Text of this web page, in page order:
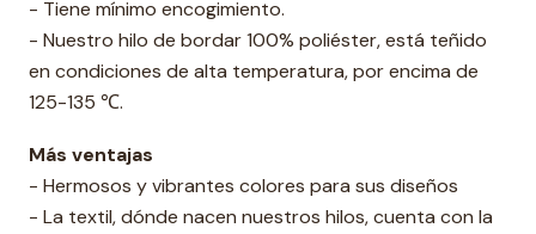
- Tiene mínimo encogimiento.
- Nuestro hilo de bordar 100% poliéster, está teñido
en condiciones de alta temperatura, por encima de
125-135 ℃.
Más ventajas
- Hermosos y vibrantes colores para sus diseños
- La textil, dónde nacen nuestros hilos, cuenta con la